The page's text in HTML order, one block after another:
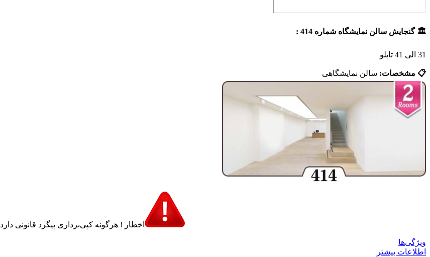
🏛️ گنجایش سالن نمایشگاه شماره 414 :
31 الی 41 تابلو
📋 مشخصات: سالن نمایشگاهی
اخطار ! هرگونه کپی‌برداری پیگرد قانونی دارد
ویژگی‌ها
اطلاعات بیشتر